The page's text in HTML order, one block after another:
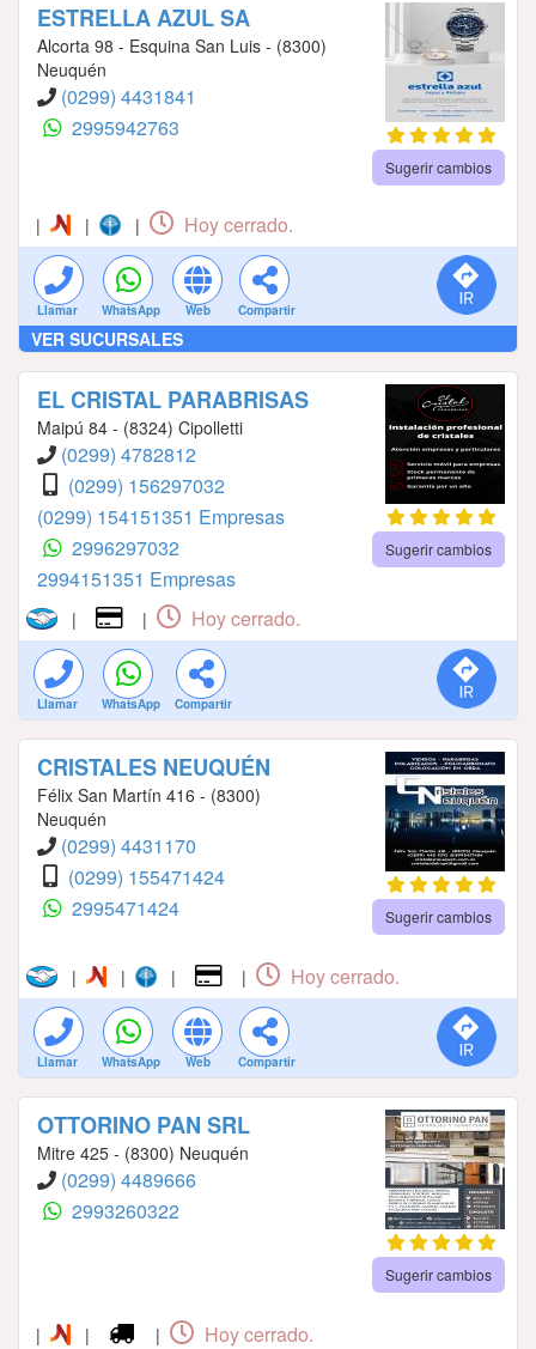
ESTRELLA AZUL SA
Alcorta 98 - Esquina San Luis - (8300)
Neuquén
(0299) 4431841
2995942763
Sugerir cambios
| | | Hoy cerrado.
Llamar WhatsApp Web Compartir
VER SUCURSALES
EL CRISTAL PARABRISAS
Maipú 84 - (8324) Cipolletti
(0299) 4782812
(0299) 156297032
(0299) 154151351 Empresas
2996297032
2994151351 Empresas
Sugerir cambios
| | Hoy cerrado.
Llamar WhatsApp Compartir
CRISTALES NEUQUÉN
Félix San Martín 416 - (8300)
Neuquén
(0299) 4431170
(0299) 155471424
2995471424
Sugerir cambios
| | | | Hoy cerrado.
Llamar WhatsApp Web Compartir
OTTORINO PAN SRL
Mitre 425 - (8300) Neuquén
(0299) 4489666
2993260322
Sugerir cambios
| | | Hoy cerrado.